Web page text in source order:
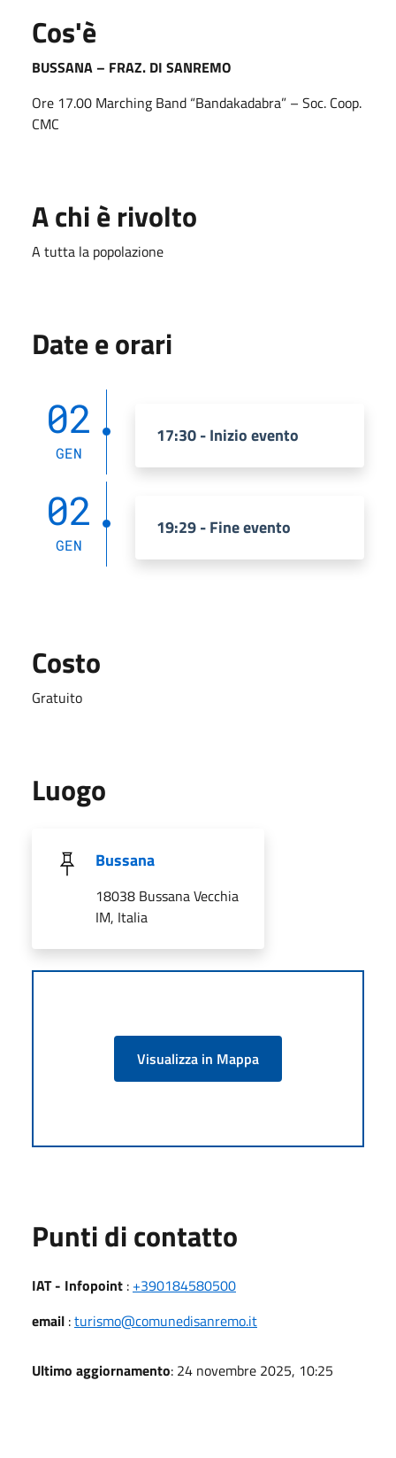
Cos'è
BUSSANA – FRAZ. DI SANREMO
Ore 17.00 Marching Band “Bandakadabra” – Soc. Coop.
CMC
A chi è rivolto
A tutta la popolazione
Date e orari
02
GEN
17:30 - Inizio evento
02
GEN
19:29 - Fine evento
Costo
Gratuito
Luogo
Bussana
18038 Bussana Vecchia
IM, Italia
Visualizza in Mappa
Punti di contatto
IAT - Infopoint : +390184580500
email :turismo@comunedisanremo.it
Ultimo aggiornamento: 24 novembre 2025, 10:25